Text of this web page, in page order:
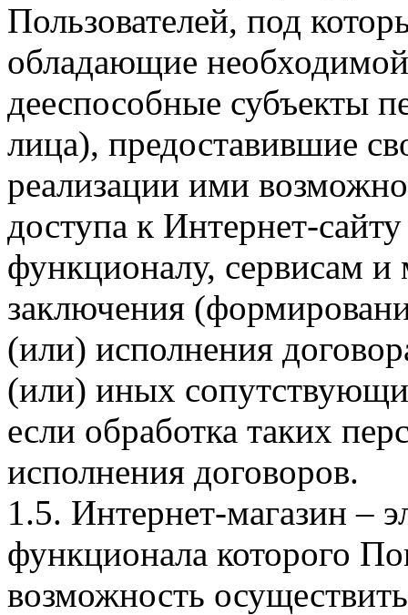
Пользователей, под
обладающие
дееспособные субъекты
лица), предоставившие
реализации ими
доступа к Интернет-
функционалу, сервисам и
заключения
(или) исполнения
(или) иных
если обработка таких
исполнения договоров.
1.5. Интернет-магазин –
функционала которого
возможность